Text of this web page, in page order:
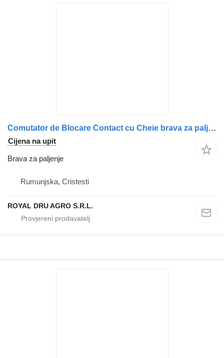
Comutator de Blocare Contact cu Cheie brava za paljenje za Volvo 20398485 1063436 20424965 3197718 kamiona
Cijena na upit
Brava za paljenje
Rumunjska, Cristesti
ROYAL DRU AGRO S.R.L.